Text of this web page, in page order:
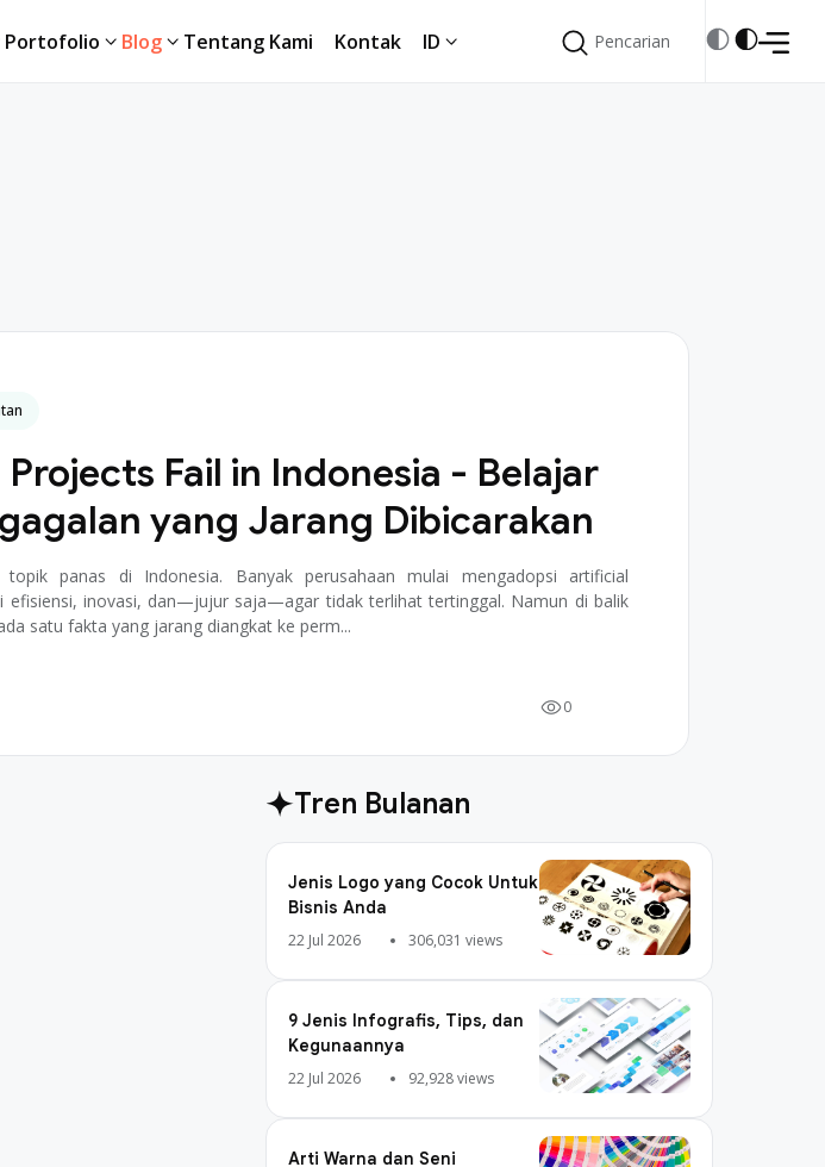
Portofolio
Blog
Tentang Kami
Kontak
ID
Pencarian
Projects Fail in Indonesia - Belajar
yang Jarang Dibicarakan
panas di Indonesia. Banyak perusahaan mulai mengadopsi artificial
efisiensi, inovasi, dan—jujur saja—agar tidak terlihat tertinggal. Namun di balik
satu fakta yang jarang diangkat ke perm...
0
Tren Bulanan
Jenis Logo yang Cocok Untuk
Bisnis Anda
22 Jul 2026 306,031 views
9 Jenis Infografis, Tips, dan
Kegunaannya
22 Jul 2026 92,928 views
Arti Warna dan Seni